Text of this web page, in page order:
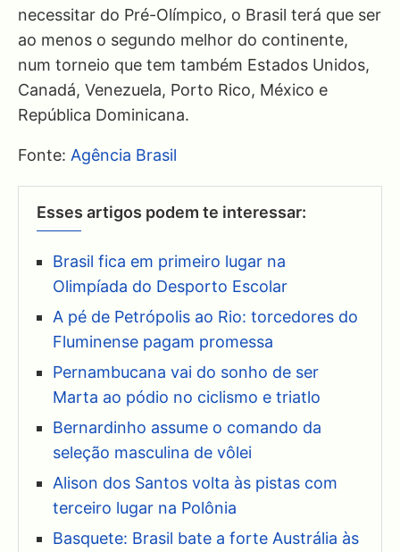
necessitar do Pré-Olímpico, o Brasil terá que ser
ao menos o segundo melhor do continente,
num torneio que tem também Estados Unidos,
Canadá, Venezuela, Porto Rico, México e
República Dominicana.
Fonte: Agência Brasil
Esses artigos podem te interessar:
Brasil fica em primeiro lugar na
Olimpíada do Desporto Escolar
A pé de Petrópolis ao Rio: torcedores do
Fluminense pagam promessa
Pernambucana vai do sonho de ser
Marta ao pódio no ciclismo e triatlo
Bernardinho assume o comando da
seleção masculina de vôlei
Alison dos Santos volta às pistas com
terceiro lugar na Polônia
Basquete: Brasil bate a forte Austrália às